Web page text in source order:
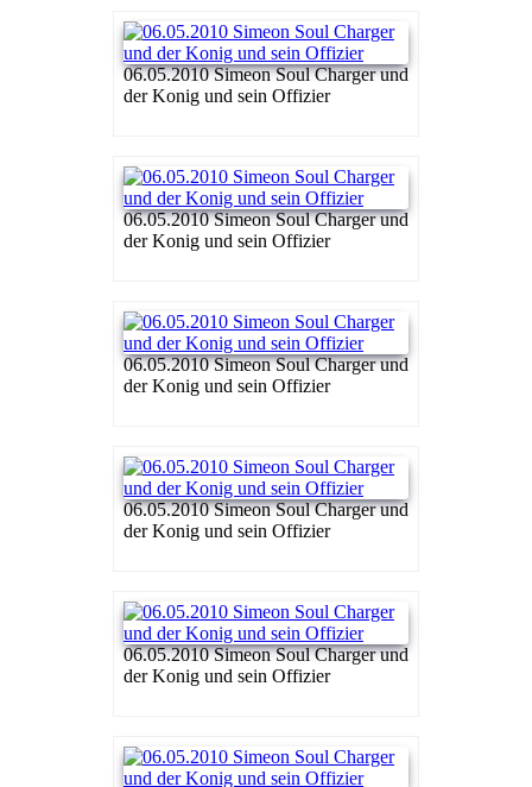
06.05.2010 Simeon Soul Charger und
der Konig und sein Offizier
06.05.2010 Simeon Soul Charger und
der Konig und sein Offizier
06.05.2010 Simeon Soul Charger und
der Konig und sein Offizier
06.05.2010 Simeon Soul Charger und
der Konig und sein Offizier
06.05.2010 Simeon Soul Charger und
der Konig und sein Offizier